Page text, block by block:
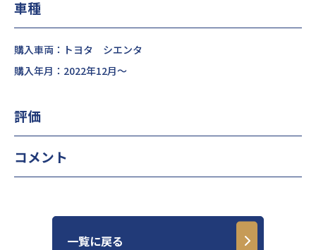
車種
購入車両：トヨタ シエンタ
購入年月：2022年12月～
評価
コメント
一覧に戻る